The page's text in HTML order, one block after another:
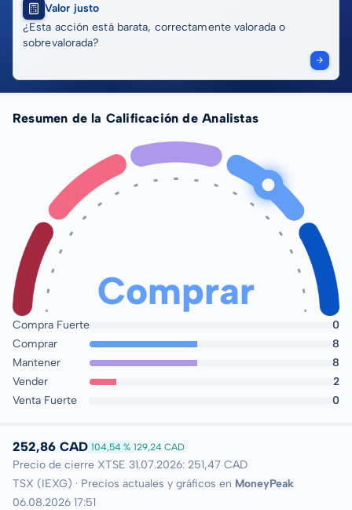
Valor justo
¿Esta acción está barata, correctamente valorada o
sobrevalorada?
Resumen de la Calificación de Analistas
Comprar
Compra Fuerte
Comprar
Mantener
Vender
Venta Fuerte
0
8
8
2
0
252,86 CAD 104,54 % 129,24 CAD
Precio de cierre XTSE 31.07.2026: 251,47 CAD
TSX (IEXG) · Precios actuales y gráficos en MoneyPeak
06.08.2026 17:51